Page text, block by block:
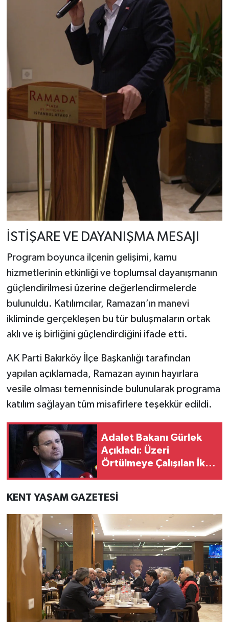
İSTİŞARE VE DAYANIŞMA MESAJI
Program boyunca ilçenin gelişimi, kamu
hizmetlerinin etkinliği ve toplumsal dayanışmanın
güçlendirilmesi üzerine değerlendirmelerde
bulunuldu. Katılımcılar, Ramazan’ın manevi
ikliminde gerçekleşen bu tür buluşmaların ortak
aklı ve iş birliğini güçlendirdiğini ifade etti.
AK Parti Bakırköy İlçe Başkanlığı tarafından
yapılan açıklamada, Ramazan ayının hayırlara
vesile olması temennisinde bulunularak programa
katılım sağlayan tüm misafirlere teşekkür edildi.
Adalet Bakanı Gürlek
Açıkladı: Üzeri
Örtülmeye Çalışılan İki
KENT YAŞAM GAZETESİ